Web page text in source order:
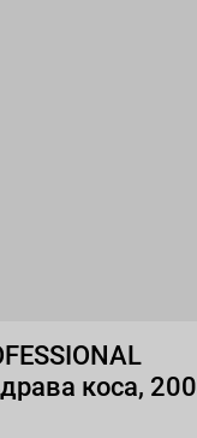
коса, 200